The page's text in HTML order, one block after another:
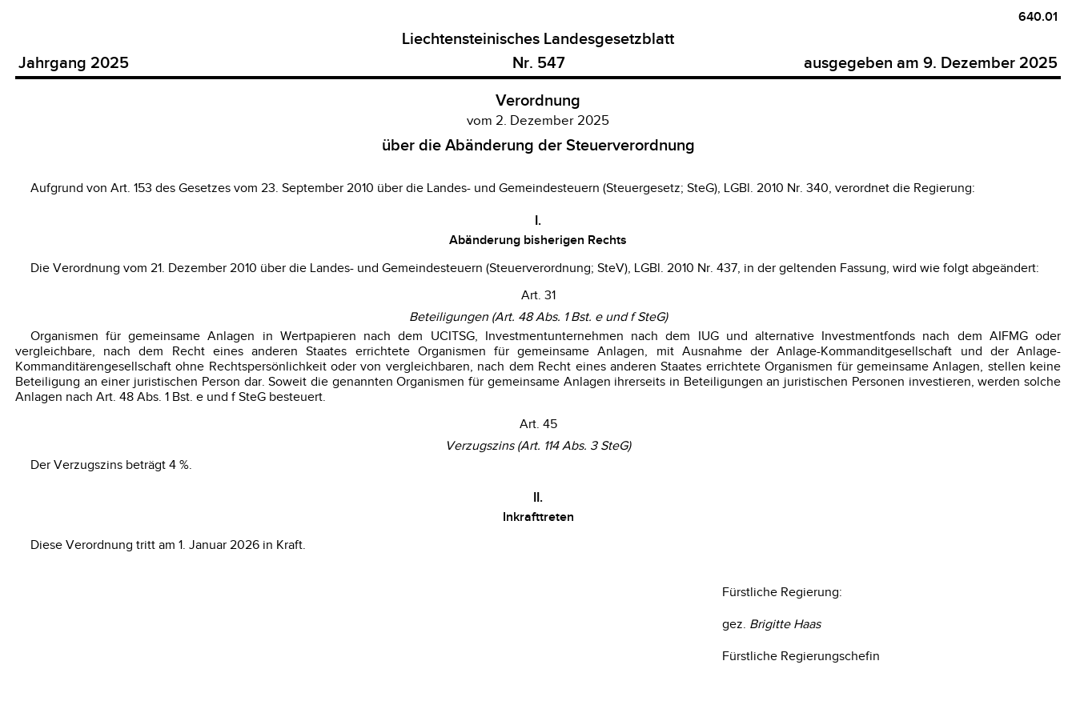
640.01
Liechtensteinisches Landesgesetzblatt
Jahrgang 2025
Nr. 547
ausgegeben am 9. Dezember 2025
Verordnung
vom 2. Dezember 2025
über die Abänderung der Steuerverordnung
Aufgrund von Art. 153 des Gesetzes vom 23. September 2010 über die Landes- und Gemeindesteuern (Steuergesetz; SteG), LGBl. 2010 Nr. 340, verordnet die Regierung:
I.
Abänderung bisherigen Rechts
Die Verordnung vom 21. Dezember 2010 über die Landes- und Gemeindesteuern (Steuerverordnung; SteV), LGBl. 2010 Nr. 437, in der geltenden Fassung, wird wie folgt abgeändert:
Art. 31
Beteiligungen (Art. 48 Abs. 1 Bst. e und f SteG)
Organismen für gemeinsame Anlagen in Wertpapieren nach dem UCITSG, Investmentunternehmen nach dem IUG und alternative Investmentfonds nach dem AIFMG oder
vergleichbare, nach dem Recht eines anderen Staates errichtete Organismen für gemeinsame Anlagen, mit Ausnahme der Anlage-Kommanditgesellschaft und der Anlage-
Kommanditärengesellschaft ohne Rechtspersönlichkeit oder von vergleichbaren, nach dem Recht eines anderen Staates errichtete Organismen für gemeinsame Anlagen, stellen keine
Beteiligung an einer juristischen Person dar. Soweit die genannten Organismen für gemeinsame Anlagen ihrerseits in Beteiligungen an juristischen Personen investieren, werden solche
Anlagen nach Art. 48 Abs. 1 Bst. e und f SteG besteuert.
Art. 45
Verzugszins (Art. 114 Abs. 3 SteG)
Der Verzugszins beträgt 4 %.
II.
Inkrafttreten
Diese Verordnung tritt am 1. Januar 2026 in Kraft.
Fürstliche Regierung:
gez. Brigitte Haas
Fürstliche Regierungschefin